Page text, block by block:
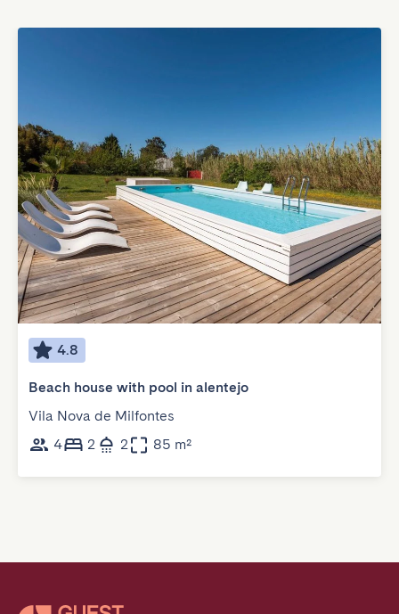
4.8
Beach house with pool in alentejo
Vila Nova de Milfontes
4
2 2 85 m²